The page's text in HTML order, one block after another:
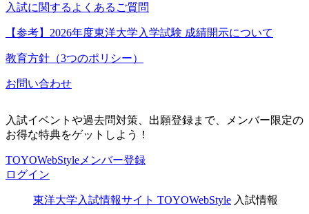
入試に関するよくあるご質問
【参考】2026年度東洋大学入学試験 成績開示について
教育方針（3つのポリシー）
お問い合わせ
入試イベントや過去問対策、出願登録まで、メンバー限定の
お得な特典をゲットしよう！
TOYOWebStyleメンバー登録
ログイン
東洋大学入試情報サイト TOYOWebStyle 入試情報